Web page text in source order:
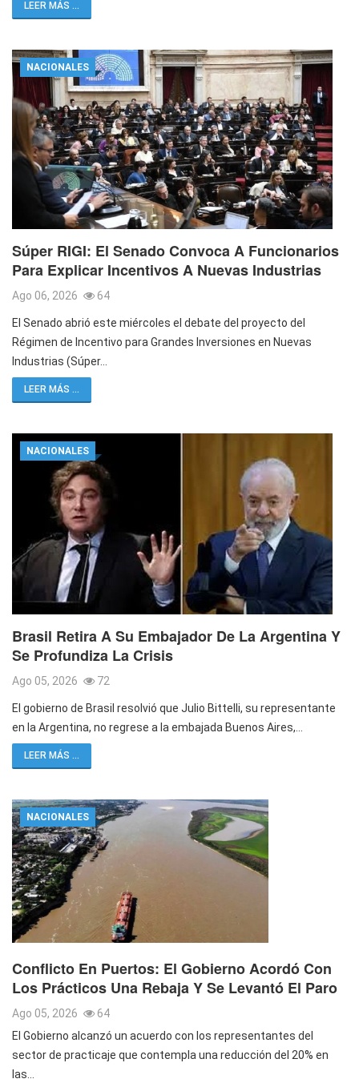
LEER MÁS ...
NACIONALES
Súper RIGI: El Senado Convoca A Funcionarios
Para Explicar Incentivos A Nuevas Industrias
Ago 06, 2026 64
El Senado abrió este miércoles el debate del proyecto del
Régimen de Incentivo para Grandes Inversiones en Nuevas
Industrias (Súper…
LEER MÁS ...
NACIONALES
Brasil Retira A Su Embajador De La Argentina Y
Se Profundiza La Crisis
Ago 05, 2026 72
El gobierno de Brasil resolvió que Julio Bittelli, su representante
en la Argentina, no regrese a la embajada Buenos Aires,…
LEER MÁS ...
NACIONALES
Conflicto En Puertos: El Gobierno Acordó Con
Los Prácticos Una Rebaja Y Se Levantó El Paro
Ago 05, 2026
64
El Gobierno alcanzó un acuerdo con los representantes del
sector de practicaje que contempla una reducción del 20% en
las…